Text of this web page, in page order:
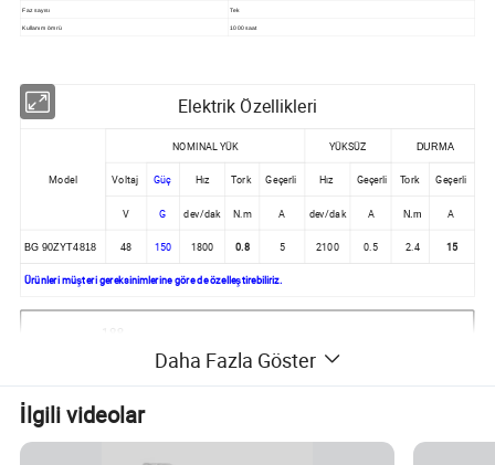
Faz sayısı Tek
Kullanım ömrü 1000 saat
Elektrik Özellikleri
Model
NOMINAL YÜK YÜKSÜZ DURMA
Voltaj Güç Hız Tork Geçerli Hız Geçerli Tork Geçerli
V G dev/dak N.m A dev/dak A N.m A
BG 90ZYT4818 48 150 1800 0.8 5 2100 0.5 2.4 15
Ürünleri müşteri gereksinimlerine göre de özelleştirebiliriz.
Daha Fazla Göster
İlgili videolar